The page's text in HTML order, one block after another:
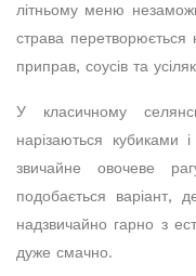
літньому меню
страва
приправ, соусів та
У класичному
нарізаються кубиками
звичайне овочеве
подобається варіант,
надзвичайно гарно з
дуже смачно.